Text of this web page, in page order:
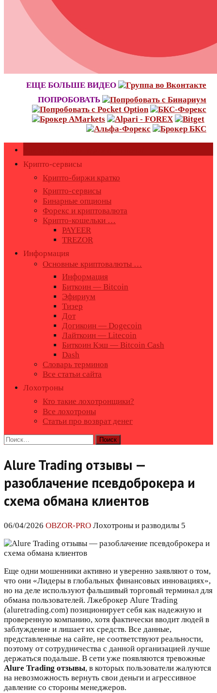
ЕЩЕ БОЛЬШЕ ВИДЕО
ПОПРОБОВАТЬ
Крипто-сервисы
Крипто-биржи кратко
Крипто-сервисы
Бинарные опционы
Форекс и криптовалюта
Крипто-кошельки …
PAYEER
TREZOR
Информация
Основные криптовалюты …
Информация
Биткоин — Bitcoin
Эфириум
Тизер
Дот
Догикоин — Dogecoin
Лайткоин — Litecoin
Биткоин Кэш — Bitcoin Cash
Dash
Словарь терминов
Все статьи сайта
Лохотроны
Кто такие лохотронщики?
Все лохотроны
Статьи про возврат денег
Найти:
Alure Trading отзывы —
разоблачение псевдоброкера и
схема обмана клиентов
06/04/2026 OBZOR-PRO Лохотроны и разводилы 5
Еще одни мошенники активно и уверенно заявляют о том,
что они «Лидеры в глобальных финансовых инновациях»,
но на деле используют фальшивый торговый терминал для
обмана пользователей. Лжеброкер Alure Trading
(aluretrading.com) позиционирует себя как надежную и
проверенную компанию, хотя фактически вводит людей в
заблуждение и лишает их средств. Все данные,
представленные на сайте, не соответствуют реальности,
поэтому от сотрудничества с данной организацией лучше
держаться подальше. В сети уже появляются тревожные
Alure Trading отзывы, в которых пользователи жалуются
на невозможность вернуть свои деньги и агрессивное
давление со стороны менеджеров.